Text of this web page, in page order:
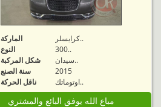
الماركة
كرايسلر..
النوع
300..
شكل المركبة
سيدان..
سنة الصنع
2015
ناقل الحركة
اوتوماتك..
مباع الله يوفق البائع والمشتري